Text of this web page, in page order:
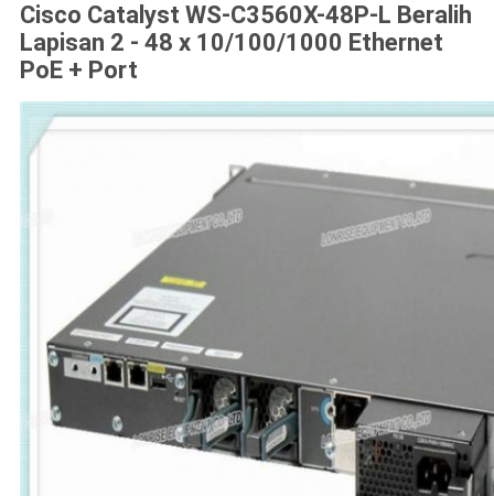
Cisco Catalyst WS-C3560X-48P-L Beralih
Lapisan 2 - 48 x 10/100/1000 Ethernet
PoE + Port